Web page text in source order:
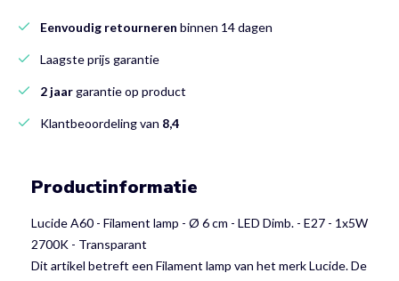
Eenvoudig retourneren binnen 14 dagen
Laagste prijs garantie
2 jaargarantie op product
Klantbeoordeling van 8,4
Productinformatie
Lucide A60 - Filament lamp - Ø 6 cm - LED Dimb. - E27 - 1x5W
2700K - Transparant
Dit artikel betreft een Filament lamp van het merk Lucide. De